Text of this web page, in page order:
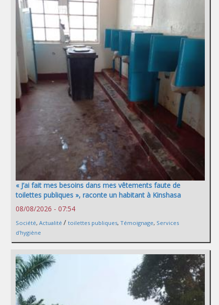
« J’ai fait mes besoins dans mes vêtements faute de
toilettes publiques », raconte un habitant à Kinshasa
08/08/2026 - 07:54
Société, Actualité / toilettes publiques, Témoignage, Services
d'hygiène